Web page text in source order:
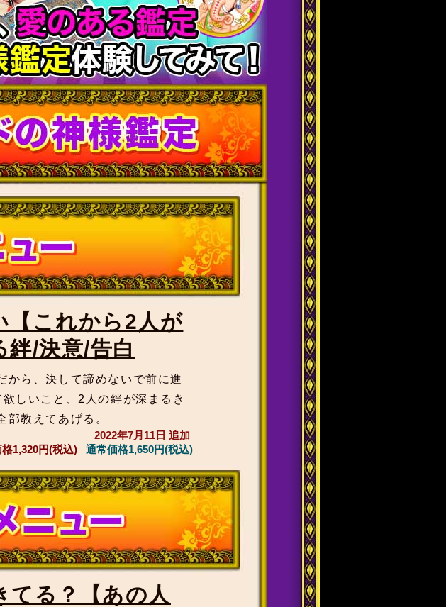
【これから2人が
絆/決意/告白
から、決して諦めないで前に進
しいこと、2人の絆が深まるき
教えてあげる。
2022年7月11日 追加
格1,320円(税込) 通常価格1,650円(税込)
てる？【あの人